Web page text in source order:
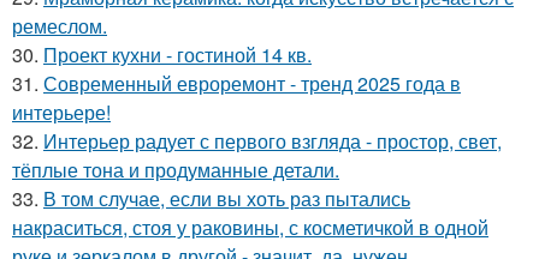
ремеслом.
30. Проект кухни - гостиной 14 кв.
31. Современный евроремонт - тренд 2025 года в
интерьере!
32. Интерьер радует с первого взгляда - простор, свет,
тёплые тона и продуманные детали.
33. В том случае, если вы хоть раз пытались
накраситься, стоя у раковины, с косметичкой в одной